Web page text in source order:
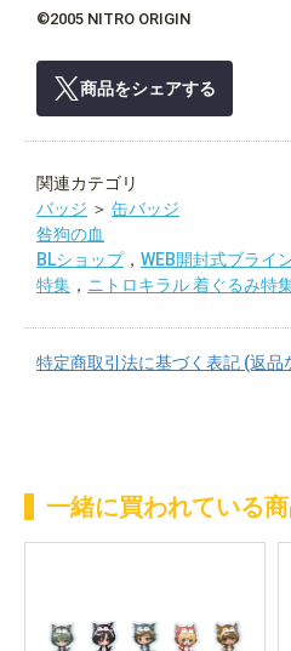
©2005 NITRO ORIGIN
商品をシェアする
関連カテゴリ
バッジ ＞ 缶バッジ
咎狗の血
BLショップ， WEB開封式ブライ
特集 ， ニトロキラル 着ぐるみ特
特定商取引法に基づく表記 (返品
一緒に買われている